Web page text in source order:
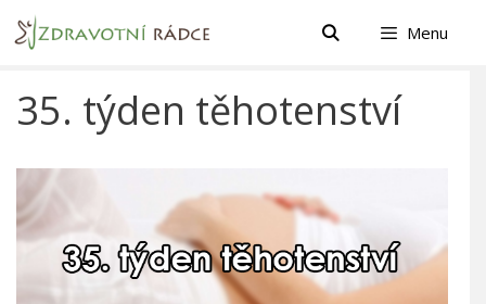
Přeskočit
na
Menu
35. týden těhotenství